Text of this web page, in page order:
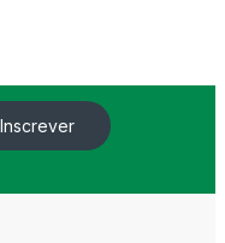
Inscrever